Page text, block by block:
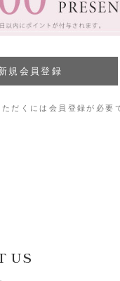
だくには会員登録が必要
US